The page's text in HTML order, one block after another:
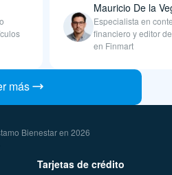
Mauricio De la
Especialista en
financiero y editor
en Finmart
más
Bienestar en 2026
Tarjetas de crédito